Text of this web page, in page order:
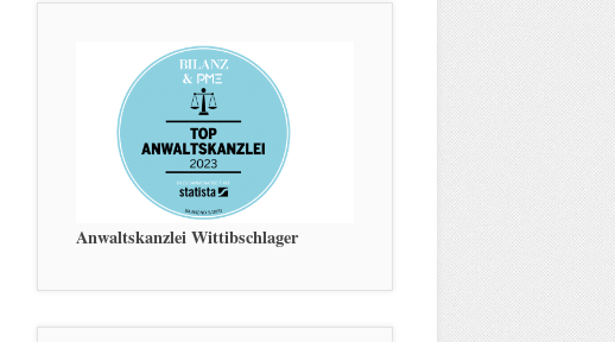
Anwaltskanzlei Wittibschlager